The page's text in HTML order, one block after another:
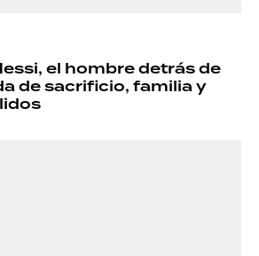
el hombre detrás de
de sacrificio, familia y